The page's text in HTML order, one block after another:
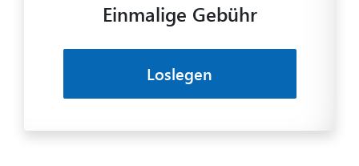
Einmalige Gebühr
Loslegen